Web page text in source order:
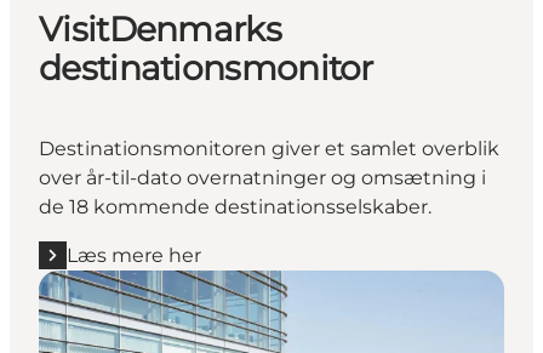
VisitDenmarks
destinationsmonitor
Destinationsmonitoren giver et samlet overblik
over år-til-dato overnatninger og omsætning i
de 18 kommende destinationsselskaber.
Læs mere her